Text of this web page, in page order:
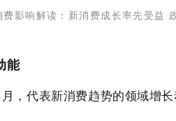
影响解读：新消费成长率先受益
能
，代表新消费趋势的领域增长